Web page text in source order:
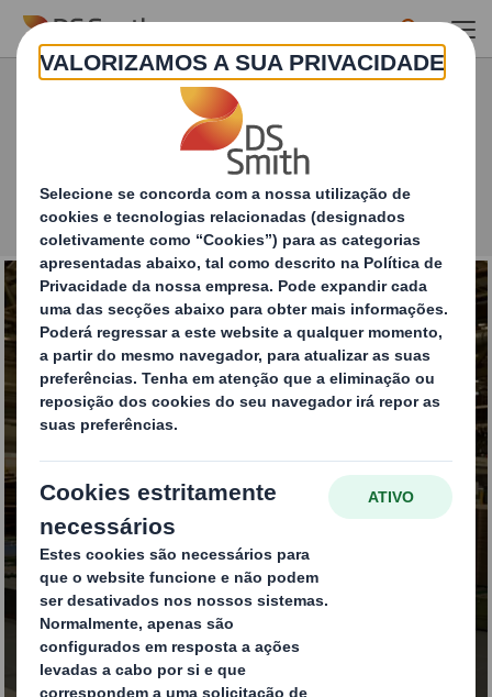
Skip to main content
Como o podemos ajudar hoje?
Fechar
A tomar medidas para a
criação de valor a longo
prazo